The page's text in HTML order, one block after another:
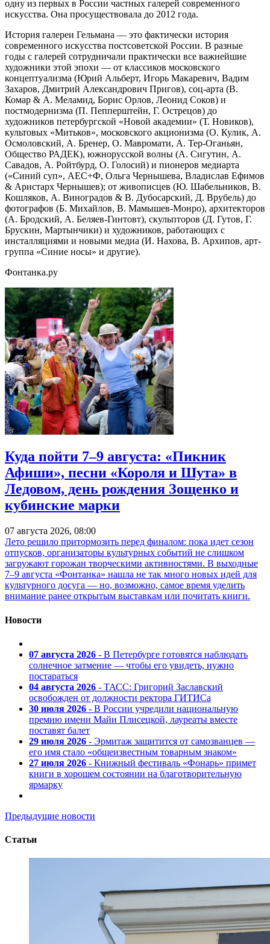
одну из первых в России частных галерей современного
искусства. Она просуществовала до 2012 года.
История галереи Гельмана — это фактически история
современного искусства постсоветской России. В разные
годы с галерей сотрудничали практически все важнейшие
художники этой эпохи — от классиков московского
концептуализма (Юрий Альберт, Игорь Макаревич, Вадим
Захаров, Дмитрий Александрович Пригов), соц-арта (В.
Комар & А. Меламид, Борис Орлов, Леонид Соков) и
постмодернизма (П. Пепперштейн, Г. Острецов) до
художников петербургской «Новой академии» (Т. Новиков),
культовых «Митьков», московского акционизма (О. Кулик, А.
Осмоловский, А. Бренер, О. Мавромати, А. Тер-Оганьян,
Общество РАДЕК), южнорусской волны (А. Сигутин, А.
Савадов, А. Ройтбурд, О. Голосий) и пионеров медиарта
(«Синий суп», АЕС+Ф, Ольга Чернышева, Владислав Ефимов
& Аристарх Чернышев); от живописцев (Ю. Шабельников, В.
Кошляков, А. Виноградов & В. Дубосарский, Д. Врубель) до
фотографов (Б. Михайлов, В. Мамышев-Монро), архитекторов
(А. Бродский, А. Беляев-Гинтовт), скульпторов (Д. Гутов, Г.
Брускин, Мартынчики) и художников, работающих с
инсталляциями и новыми медиа (И. Нахова, В. Архипов, арт-
группа «Синие носы» и другие).
Фонтанка.ру
Куда пойти 7–9 августа: «Пикник
Афиши», песни «Короля и Шута» в
Ледовом, день рождения Зощенко и
кубинские марки
07 августа 2026, 08:00
Лето решило притормозить перед финалом: пока идет сезон
отпусков, организаторы культурных событий не слишком
загружают горожан творческими активностями. В выходные
7–9 августа «Фонтанка» нашла не так много новых идей для
культурного досуга — но, возможно, самое время уделить
внимание ранее открытым выставкам или почитать книги.
Новости
07 августа 2026 - В Петербурге готовятся наблюдать
солнечное затмение — чтобы его увидеть, нужно
постараться
04 августа 2026 - ТАСС: Григорий Заславский
освобожден от должности ректора ГИТИСа
30 июля 2026 - В России учредили национальную
премию имени Майи Плисецкой, лауреаты вместе
поставят балет
29 июля 2026 - Эрмитаж защитится от самозванцев —
его имя стало «общеизвестным товарным знаком»
27 июля 2026 - Книжный фестиваль «Фонарь» примет
книги в хорошем состоянии на благотворительную
ярмарку
Предыдущие новости
Статьи